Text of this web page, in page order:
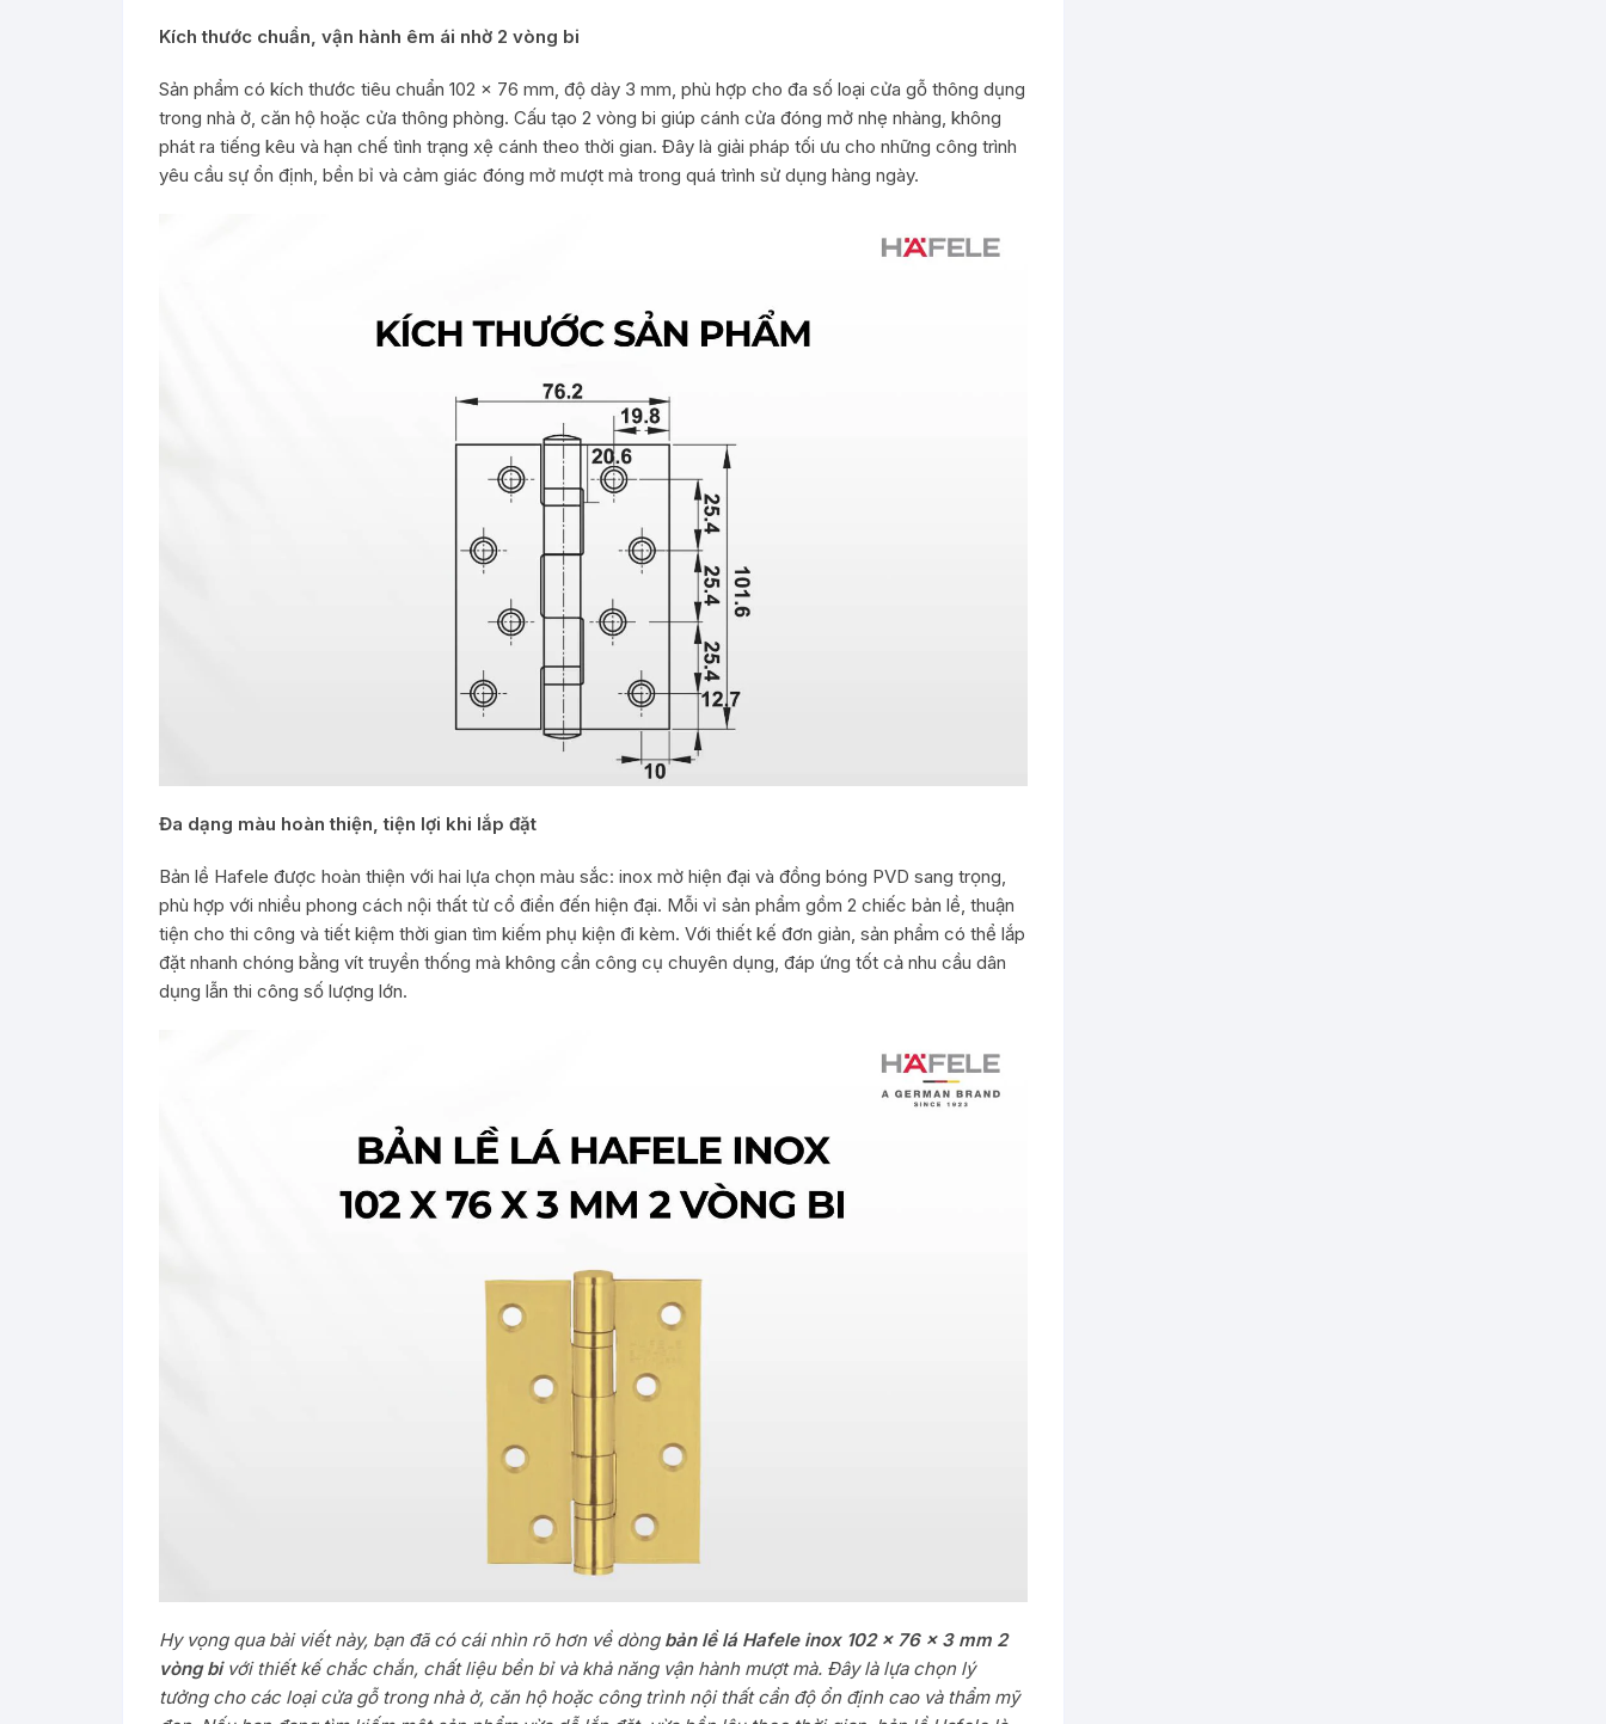
Kích thước chuẩn, vận hành êm ái nhờ 2 vòng bi
Sản phẩm có kích thước tiêu chuẩn 102 x 76 mm, độ dày 3 mm, phù hợp cho đa số loại cửa gỗ thông dụng
trong nhà ở, căn hộ hoặc cửa thông phòng. Cấu tạo 2 vòng bi giúp cánh cửa đóng mở nhẹ nhàng, không
phát ra tiếng kêu và hạn chế tình trạng xệ cánh theo thời gian. Đây là giải pháp tối ưu cho những công trình
yêu cầu sự ổn định, bền bỉ và cảm giác đóng mở mượt mà trong quá trình sử dụng hàng ngày.
Đa dạng màu hoàn thiện, tiện lợi khi lắp đặt
Bản lề Hafele được hoàn thiện với hai lựa chọn màu sắc: inox mờ hiện đại và đồng bóng PVD sang trọng,
phù hợp với nhiều phong cách nội thất từ cổ điển đến hiện đại. Mỗi vỉ sản phẩm gồm 2 chiếc bản lề, thuận
tiện cho thi công và tiết kiệm thời gian tìm kiếm phụ kiện đi kèm. Với thiết kế đơn giản, sản phẩm có thể lắp
đặt nhanh chóng bằng vít truyền thống mà không cần công cụ chuyên dụng, đáp ứng tốt cả nhu cầu dân
dụng lẫn thi công số lượng lớn.
Hy vọng qua bài viết này, bạn đã có cái nhìn rõ hơn về dòng bản lề lá Hafele inox 102 x 76 x 3 mm 2
vòngbi với thiết kế chắc chắn, chất liệu bền bỉ và khả năng vận hành mượt mà. Đây là lựa chọn lý
tưởng cho các loại cửa gỗ trong nhà ở, căn hộ hoặc công trình nội thất cần độ ổn định cao và thẩm mỹ